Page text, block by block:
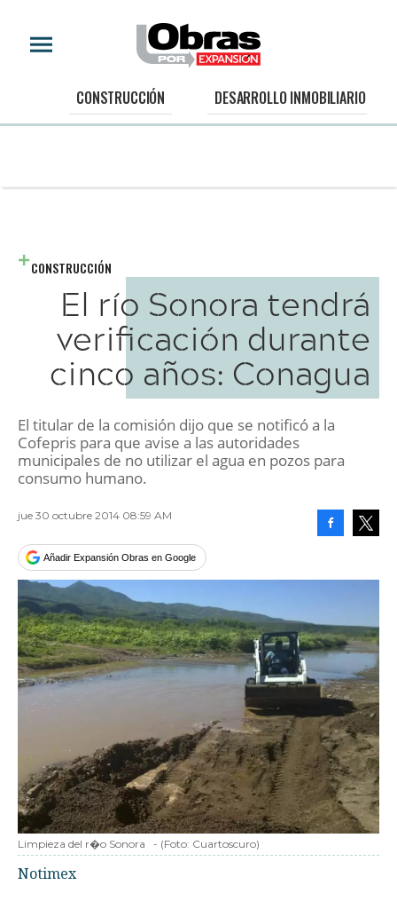
CONSTRUCCIÓN DESARROLLO INMOBILIARIO
CONSTRUCCIÓN
El río Sonora tendrá
verificación durante
cinco años: Conagua
El titular de la comisión dijo que se notificó a la
Cofepris para que avise a las autoridades
municipales de no utilizar el agua en pozos para
consumo humano.
jue 30 octubre 2014 08:59 AM
Añadir Expansión Obras en Google
Limpieza del r�o Sonora - (Foto: Cuartoscuro)
Notimex